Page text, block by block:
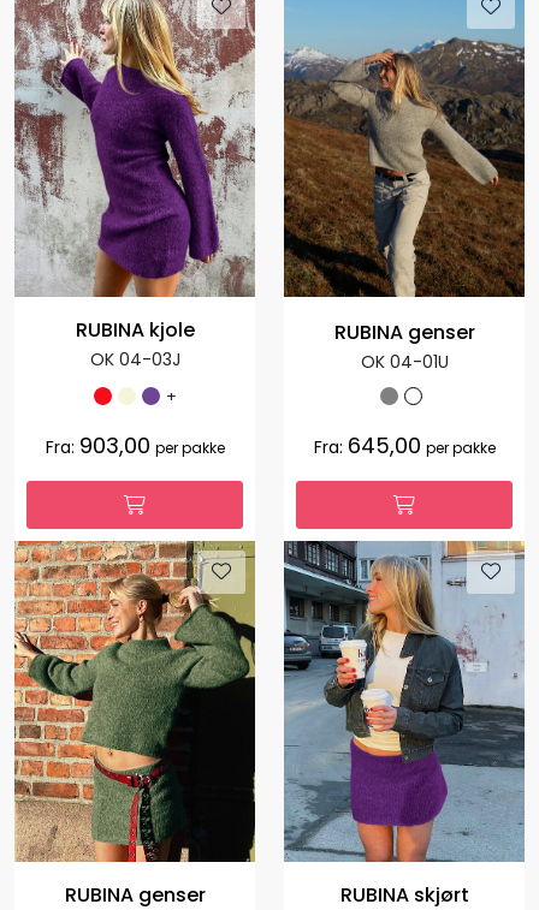
RUBINA kjole
OK 04-03J
+
Fra: 903,00 per pakke
RUBINA genser
OK 04-01U
Fra: 645,00 per pakke
RUBINA genser RUBINA skjørt